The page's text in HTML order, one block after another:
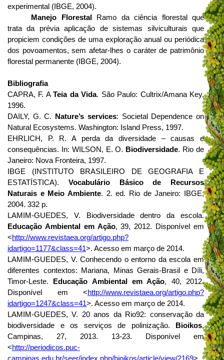
experimental (IBGE, 2004).
Manejo Florestal
Ramo da ciência florestal que
trata da prévia aplicação de sistemas silviculturais que
propiciem condições de uma exploração anual ou periódica
dos povoamentos, sem afetar-lhes o caráter de patrimônio
florestal permanente (IBGE, 2004).
Bibliografia
CAPRA, F. ATeia da Vida. São Paulo: Cultrix/Amana Key,
1996.
DAILY, G. C.
Nature’s services: Societal Dependence on
Natural Ecosystems. Washington: Island Press, 1997.
EHRLICH, P. R. A perda da diversidade – causas e
consequências.
In: WILSON, E. O. Biodiversidade. Rio de
Janeiro: Nova Fronteira, 1997.
IBGE (INSTITUTO BRASILEIRO DE GEOGRAFIA E
ESTATÍSTICA). Vocabulário Básico de Recursos
Naturais e Meio Ambiente. 2. ed. Rio de Janeiro: IBGE,
2004. 332 p.
LAMIM-GUEDES, V. Biodiversidade dentro da escola.
Educação Ambiental em Ação, 39, 2012. Disponível em
<http://www.revistaea.org/artigo.php?
idartigo=1177&class=41>. Acesso em março de 2014.
LAMIM-GUEDES, V. Conhecendo o entorno da escola em
diferentes contextos: Mariana, Minas Gerais-Brasil e Díli,
Timor-Leste.
Educação Ambiental em Ação, 40, 2012.
Disponível em <http://www.revistaea.org/artigo.php?
idartigo=1247&class=41>. Acesso em março de 2014.
LAMIM-GUEDES, V. 20 anos da Rio92: conservação da
biodiversidade e os serviços de polinização.
Bioikos,
Campinas, 27, 2013. 13-23. Disponível em
<http://periodicos.puc-